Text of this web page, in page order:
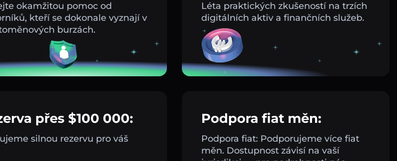
okamžitou pomoc od
kteří se dokonale vyznají v
burzách.
Léta praktických zkušeností na trzích
digitálních aktiv a finančních služeb.
přes $100 000:
silnou rezervu pro váš
Podpora fiat měn:
Podpora fiat: Podporujeme více fiat
měn. Dostupnost závisí na vaší